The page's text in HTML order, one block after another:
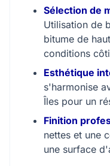
Sélection de
Utilisation de
bitume de
conditions
Esthétique
s'harmonise
Îles pour un
Finition
nettes et une
une surface